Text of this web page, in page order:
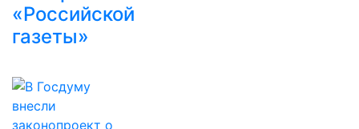
«Российской
газеты»